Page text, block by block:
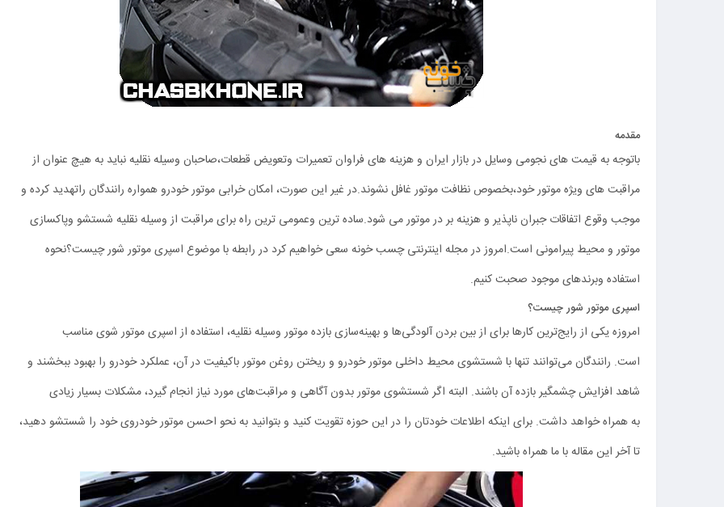
مقدمه
باتوجه به قیمت های نجومی وسایل در بازار ایران و هزینه های فراوان تعمیرات وتعویض قطعات،صاحبان وسیله نقلیه نباید به هیچ عنوان از
مراقبت های ویژه موتور خود،بخصوص نظافت موتور غافل نشوند.در غیر این صورت، امکان خرابی موتور خودرو همواره رانندگان راتهدید کرده و
موجب وقوع اتفاقات جبران ناپذیر و هزینه بر در موتور می شود.ساده ترین وعمومی ترین راه برای مراقبت از وسیله نقلیه شستشو وپاکسازی
موتور و محیط پیرامونی است.امروز در مجله اینترنتی چسب خونه سعی خواهیم کرد در رابطه با موضوع اسپری موتور شور چیست؟نحوه
استفاده وبرندهای موجود صحبت کنیم.
اسپری موتور شور چیست؟
امروزه یکی از رایج‌ترین کارها برای از بین بردن آلودگی‌ها و بهینه‌سازی بازده موتور وسیله نقلیه، استفاده از اسپری موتور شوی مناسب
است. رانندگان می‌توانند تنها با شستشوی محیط داخلی موتور خودرو و ریختن روغن موتور باکیفیت در آن، عملکرد خودرو را بهبود ببخشند و
شاهد افزایش چشمگیر بازده آن باشند. البته اگر شستشوی موتور بدون آگاهی و مراقبت‌های مورد نیاز انجام گیرد، مشکلات بسیار زیادی
به همراه خواهد داشت. برای اینکه اطلاعات خودتان را در این حوزه تقویت کنید و بتوانید به نحو احسن موتور خودروی خود را شستشو دهید،
تا آخر این مقاله با ما همراه باشید.